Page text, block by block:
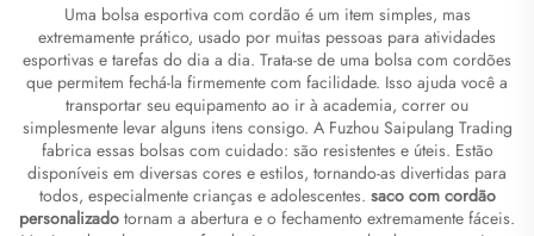
Uma bolsa esportiva com cordão é um item simples, mas
extremamente prático, usado por muitas pessoas para atividades
esportivas e tarefas do dia a dia. Trata-se de uma bolsa com cordões
que permitem fechá-la firmemente com facilidade. Isso ajuda você a
transportar seu equipamento ao ir à academia, correr ou
simplesmente levar alguns itens consigo. A Fuzhou Saipulang Trading
fabrica essas bolsas com cuidado: são resistentes e úteis. Estão
disponíveis em diversas cores e estilos, tornando-as divertidas para
todos, especialmente crianças e adolescentes. saco com cordão
personalizado tornam a abertura e o fechamento extremamente fáceis.